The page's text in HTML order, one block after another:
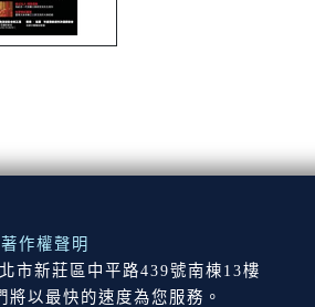
著作權聲明
市新莊區中平路439號南棟13樓
以最快的速度為您服務。